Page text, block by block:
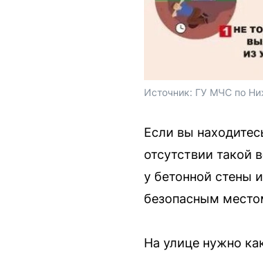
Источник: ГУ МЧС по
Если вы
отсутствии
у бетонной стены
безопасным
На улице нужно